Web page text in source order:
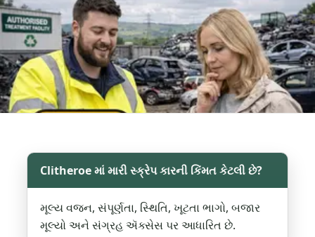
Clitheroe માં મારી સ્ક્રેપ કારની કિંમત કેટલી છે?
મૂલ્ય વજન, સંપૂર્ણતા, સ્થિતિ, ખૂટતા ભાગો, બજાર
મૂલ્યો અને સંગ્રહ ઍક્સેસ પર આધારિત છે.